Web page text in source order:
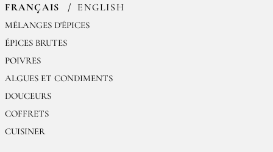
FRANÇAIS ENGLISH
MÉLANGES D'ÉPICES
ÉPICES BRUTES
POIVRES
ALGUES ET CONDIMENTS
DOUCEURS
COFFRETS
CUISINER